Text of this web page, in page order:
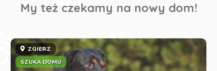
My też czekamy na nowy dom!
ZGIERZ
SZUKA DOMU